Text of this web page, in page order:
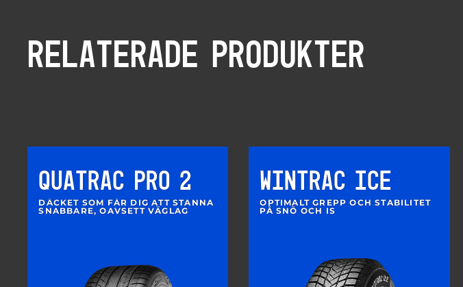
RELATERADE PRODUKTER
QUATRAC PRO 2
DÄCKET SOM FÅR DIG ATT STANNA
SNABBARE, OAVSETT VÄGLAG
WINTRAC ICE
OPTIMALT GREPP OCH STABILITET
PÅ SNÖ OCH IS